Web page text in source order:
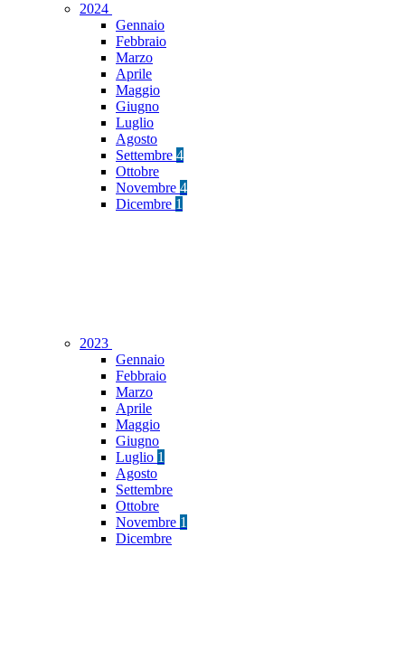
2024
Gennaio
Febbraio
Marzo
Aprile
Maggio
Giugno
Luglio
Agosto
Settembre 4
Ottobre
Novembre 4
Dicembre 1
2023
Gennaio
Febbraio
Marzo
Aprile
Maggio
Giugno
Luglio 1
Agosto
Settembre
Ottobre
Novembre 1
Dicembre